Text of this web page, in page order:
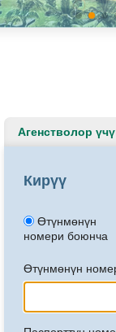
Агенстволор
Кирүү
Өтүнмөнүн
номери боюнча
Өтүнмөнүн